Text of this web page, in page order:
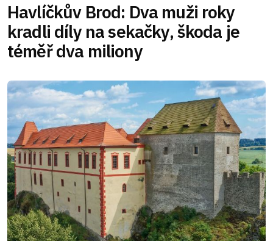
Havlíčkův Brod: Dva muži roky
kradli díly na sekačky, škoda je
téměř dva miliony